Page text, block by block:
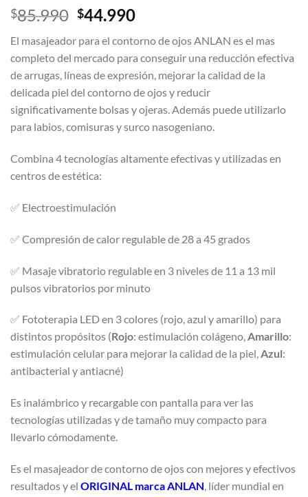
$85.990 El
original
era:
$85.990.
$44.990El
actual
es:
$44.990.
El masajeador para el contorno de ojos ANLAN es el mas
completo del mercado para conseguir una reducción efectiva
de arrugas, líneas de expresión, mejorar la calidad de la
delicada piel del contorno de ojos y reducir
significativamente bolsas y ojeras. Además puede utilizarlo
para labios, comisuras y surco nasogeniano.
Combina 4 tecnologías altamente efectivas y utilizadas en
centros de estética:
✅ Electroestimulación
✅ Compresión de calor regulable de 28 a 45 grados
✅ Masaje vibratorio regulable en 3 niveles de 11 a 13 mil
pulsos vibratorios por minuto
✅ Fototerapia LED en 3 colores (rojo, azul y amarillo) para
distintos propósitos (Rojo: estimulación colágeno,Amarillo:
estimulación celular para mejorar la calidad de la piel,Azul:
antibacterial y antiacné)
Es inalámbrico y recargable con pantalla para ver las
tecnologías utilizadas y de tamaño muy compacto para
llevarlo cómodamente.
Es el masajeador de contorno de ojos con mejores y efectivos
resultados y el ORIGINAL marca ANLAN, líder mundial en